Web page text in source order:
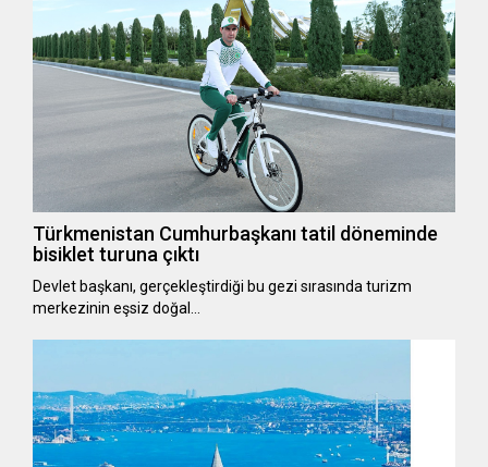
Türkmenistan Cumhurbaşkanı tatil döneminde
bisiklet turuna çıktı
Devlet başkanı, gerçekleştirdiği bu gezi sırasında turizm
merkezinin eşsiz doğal…